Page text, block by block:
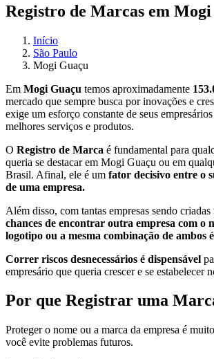
Registro de Marcas em Mogi
Início
São Paulo
Mogi Guaçu
Em Mogi Guaçu temos aproximadamente
mercado que sempre busca por inovações e
exige um esforço constante de seus
melhores serviços e produtos.
O Registro de Marca é fundamental para
queria se destacar em Mogi Guaçu ou em
Brasil. Afinal, ele é um fator decisivo entre o
de uma empresa.
Além disso, com tantas empresas sendo criadas
chances de encontrar outra empresa com o
logotipo ou a mesma combinação de ambos
Correr riscos desnecessários é dispensável
empresário que queria crescer e se estabelecer
Por que Registrar uma
Proteger o nome ou a marca da empresa é
você evite problemas futuros.